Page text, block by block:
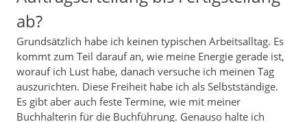
ab?
Grundsätzlich habe ich keinen typischen Arbeitsalltag. Es
kommt zum Teil darauf an, wie meine Energie gerade ist,
worauf ich Lust habe, danach versuche ich meinen Tag
auszurichten. Diese Freiheit habe ich als Selbstständige.
Es gibt aber auch feste Termine, wie mit meiner
Buchhalterin für die Buchführung. Genauso halte ich